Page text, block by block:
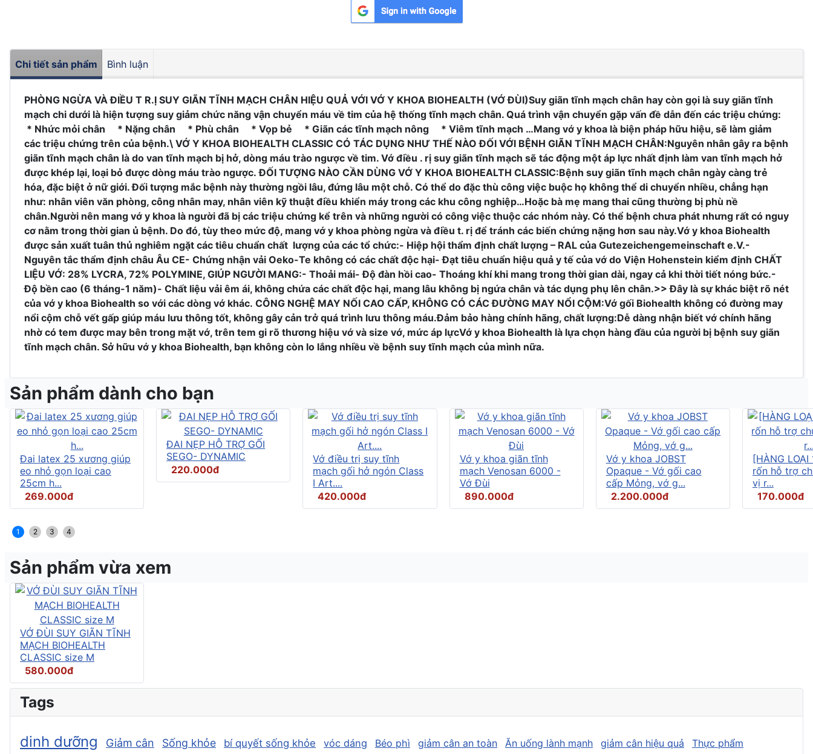
Chi tiết sản phẩm Bình luận
PHÒNG NGỪA VÀ ĐIỀU T R.Ị SUY GIÃN TĨNH MẠCH CHÂN HIỆU QUẢ VỚI VỚ Y KHOA BIOHEALTH (VỚ ĐÙI)Suy giãn tĩnh mạch chân hay còn gọi là suy giãn tĩnh
mạch chi dưới là hiện tượng suy giảm chức năng vận chuyển máu về tim của hệ thống tĩnh mạch chân. Quá trình vận chuyển gặp vấn đề dẫn đến các triệu chứng:
* Nhức mỏi chân * Nặng chân * Phù chân * Vọp bẻ * Giãn các tĩnh mạch nông * Viêm tĩnh mạch …Mang vớ y khoa là biện pháp hữu hiệu, sẽ làm giảm
các triệu chứng trên của bệnh.\ VỚ Y KHOA BIOHEALTH CLASSIC CÓ TÁC DỤNG NHƯ THẾ NÀO ĐỐI VỚI BỆNH GIÃN TĨNH MẠCH CHÂN:Nguyên nhân gây ra bệnh
giãn tĩnh mạch chân là do van tĩnh mạch bị hở, dòng máu trào ngược về tim. Vớ điều . rị suy giãn tĩnh mạch sẽ tác động một áp lực nhất định làm van tĩnh mạch hở
được khép lại, loại bỏ được dòng máu trào ngược. ĐỐI TƯỢNG NÀO CẦN DÙNG VỚ Y KHOA BIOHEALTH CLASSIC:Bệnh suy giãn tĩnh mạch chân ngày càng trẻ
hóa, đặc biệt ở nữ giới. Đối tượng mắc bệnh này thường ngồi lâu, đứng lâu một chỗ. Có thể do đặc thù công việc buộc họ không thể di chuyển nhiều, chẳng hạn
như: nhân viên văn phòng, công nhân may, nhân viên kỹ thuật điều khiển máy trong các khu công nghiệp…Hoặc bà mẹ mang thai cũng thường bị phù nề
chân.Người nên mang vớ y khoa là người đã bị các triệu chứng kể trên và những người có công việc thuộc các nhóm này. Có thể bệnh chưa phát nhưng rất có nguy
cơ nằm trong thời gian ủ bệnh. Do đó, tùy theo mức độ, mang vớ y khoa phòng ngừa và điều t. rị để tránh các biến chứng nặng hơn sau này.Vớ y khoa Biohealth
được sản xuất tuân thủ nghiêm ngặt các tiêu chuẩn chất lượng của các tổ chức:- Hiệp hội thẩm định chất lượng – RAL của Gutezeichengemeinschaft e.V.-
Nguyên tắc thẩm định châu Âu CE- Chứng nhận vải Oeko-Te không có các chất độc hại- Đạt tiêu chuẩn hiệu quả y tế của vớ do Viện Hohenstein kiểm định CHẤT
LIỆU VỚ: 28% LYCRA, 72% POLYMINE, GIÚP NGƯỜI MANG:- Thoải mái- Độ đàn hồi cao- Thoáng khí khi mang trong thời gian dài, ngay cả khi thời tiết nóng bức.-
Độ bền cao (6 tháng-1 năm)- Chất liệu vải êm ái, không chứa các chất độc hại, mang lâu không bị ngứa chân và tác dụng phụ lên chân.>> Đây là sự khác biệt rõ nét
của vớ y khoa Biohealth so với các dòng vớ khác. CÔNG NGHỆ MAY NỐI CAO CẤP, KHÔNG CÓ CÁC ĐƯỜNG MAY NỔI CỘM:Vớ gối Biohealth không có đường may
nổi cộm chỗ vết gấp giúp máu lưu thông tốt, không gây cản trở quá trình lưu thông máu.Đảm bảo hàng chính hãng, chất lượng:Dễ dàng nhận biết vớ chính hãng
nhờ có tem được may bên trong mặt vớ, trên tem gi rõ thương hiệu vớ và size vớ, mức áp lựcVớ y khoa Biohealth là lựa chọn hàng đầu của người bị bệnh suy giãn
tĩnh mạch chân. Sở hữu vớ y khoa Biohealth, bạn không còn lo lắng nhiều về bệnh suy tĩnh mạch của mình nữa.
Sản phẩm dành cho bạn
Đai latex 25 xương giúp
eo nhỏ gọn loại cao
25cm h...
269.000đ
ĐAI NẸP HỖ TRỢ GỐI
SEGO- DYNAMIC
220.000đ
Vớ điều trị suy tĩnh
mạch gối hở ngón Class
I Art....
420.000đ
Vớ y khoa giãn tĩnh
mạch Venosan 6000 -
Vớ Đùi
890.000đ
Vớ y khoa JOBST
Opaque - Vớ gối cao
cấp Mỏng, vớ g...
2.200.000đ
[HÀNG
rốn hỗ trợ
vị r...
170.000đ
1 2 3 4
Sản phẩm vừa xem
VỚ ĐÙI SUY GIÃN TĨNH
MẠCH BIOHEALTH
CLASSIC size M
580.000đ
Tags
dinh dưỡng Giảm cân Sống khỏe bí quyết sống khỏe vóc dáng Béo phì giảm cân an toàn Ăn uống lành mạnh giảm cân hiệu quả Thực phẩm